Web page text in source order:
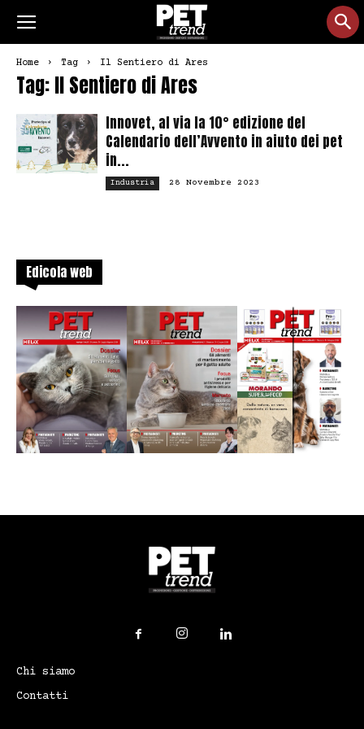
Home Tag Il Sentiero di Ares
Tag: Il Sentiero di Ares
Innovet, al via la 10° edizione del
Calendario dell’Avvento in aiuto dei pet
in...
Industria 28 Novembre 2023
Edicola web
Chi siamo
Contatti